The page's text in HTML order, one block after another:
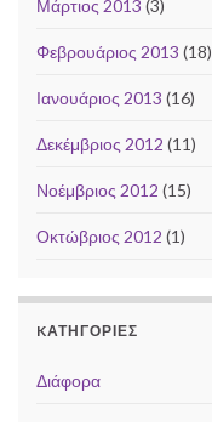
Μάρτιος 2013 (3)
Φεβρουάριος 2013 (18)
Ιανουάριος 2013 (16)
Δεκέμβριος 2012 (11)
Νοέμβριος 2012 (15)
Οκτώβριος 2012 (1)
KΑΤΗΓΟΡΊΕΣ
Διάφορα